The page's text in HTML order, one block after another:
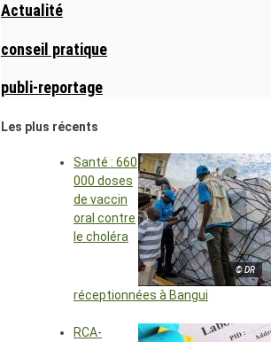
Actualité
conseil pratique
publi-reportage
Les plus récents
© DR
Santé : 660
000 doses
de vaccin
oral contre
le choléra
réceptionnées à Bangui
RCA-